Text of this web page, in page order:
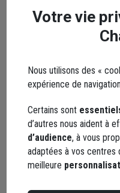
peuvent laisser un commentaire
5 / 5
Bois bien sec et de
Le 22/04/2025
Votre vie
Nous utilisons des «
expérience de
Certains sont
d’autres nous aident à
d’audience, à vous
adaptées à vos centres
meilleure